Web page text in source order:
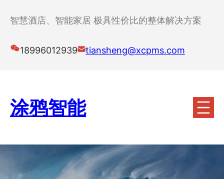
智慧酒店、智能家居 极具性价比的整体解决方案
18996012939 tiansheng@xcpms.com
涂鸦智能